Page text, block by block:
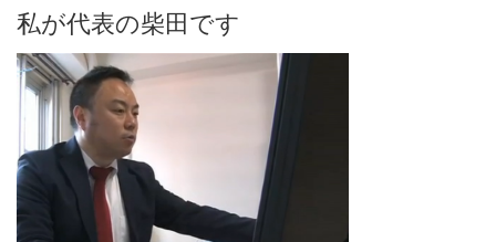
私が代表の柴田です